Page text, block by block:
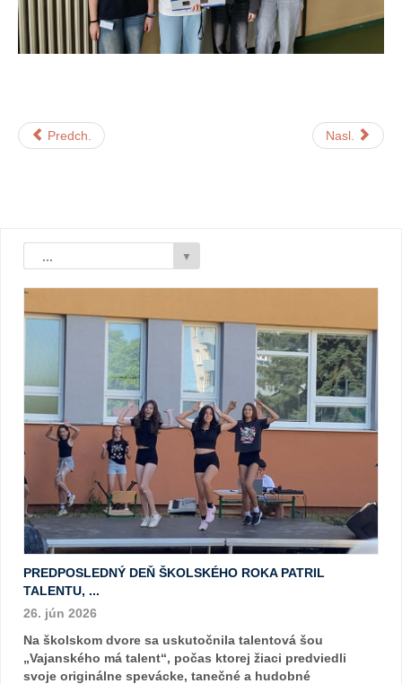
Predch. Nasl.
... ▼
PREDPOSLEDNÝ DEŇ ŠKOLSKÉHO ROKA PATRIL
TALENTU, ...
26. jún 2026
Na školskom dvore sa uskutočnila talentová šou
„Vajanského má talent“, počas ktorej žiaci predviedli
svoje originálne spevácke, tanečné a hudobné